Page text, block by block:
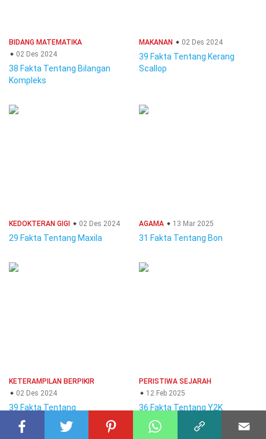
BIDANG MATEMATIKA
02 Des 2024
38 Fakta Tentang Bilangan
Kompleks
MAKANAN 02 Des 2024
39 Fakta Tentang Kerang
Scallop
KEDOKTERAN GIGI 02 Des 2024
29 Fakta Tentang Maxila
AGAMA 13 Mar 2025
31 Fakta Tentang Bon
KETERAMPILAN BERPIKIR
02 Des 2024
39 Fakta Tentang
Kepercayaan Diri
PERISTIWA SEJARAH
12 Feb 2025
36 Fakta Tentang Y2K